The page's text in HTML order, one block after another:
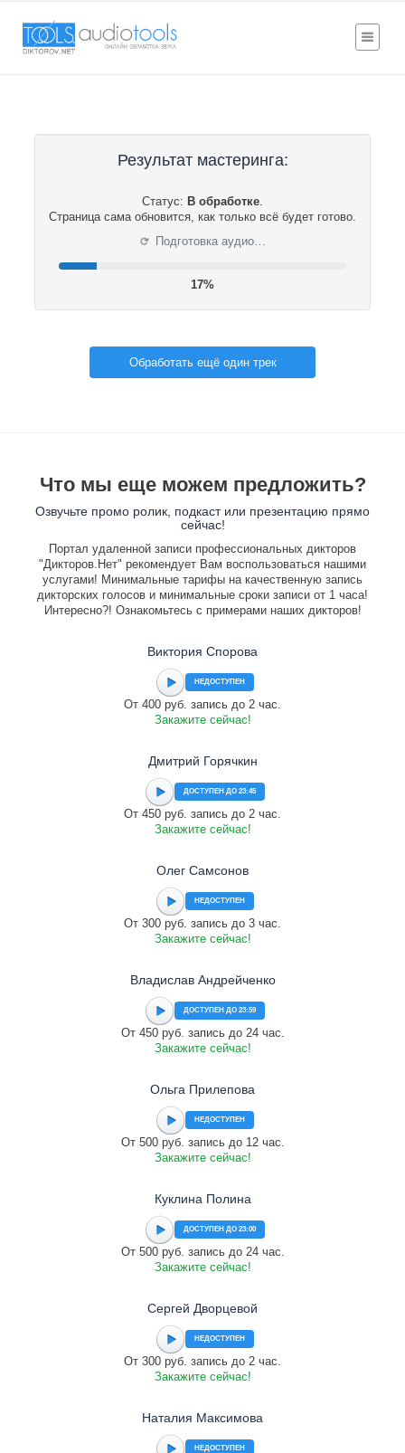
Результат мастеринга:
Статус: В обработке.
Страница сама обновится, как только всё будет готово.
⟳ Подготовка аудио…
17%
Обработать ещё один трек
Что мы еще можем предложить?
Озвучьте промо ролик, подкаст или презентацию прямо
сейчас!
Портал удаленной записи профессиональных дикторов
"Дикторов.Нет" рекомендует Вам воспользоваться нашими
услугами! Минимальные тарифы на качественную запись
дикторских голосов и минимальные сроки записи от 1 часа!
Интересно?! Ознакомьтесь с примерами наших дикторов!
Виктория Спорова
НЕДОСТУПЕН
От 400 руб. запись до 2 час.
Закажите сейчас!
Дмитрий Горячкин
ДОСТУПЕН ДО 23:45
От 450 руб. запись до 2 час.
Закажите сейчас!
Олег Самсонов
НЕДОСТУПЕН
От 300 руб. запись до 3 час.
Закажите сейчас!
Владислав Андрейченко
ДОСТУПЕН ДО 23:59
От 450 руб. запись до 24 час.
Закажите сейчас!
Ольга Прилепова
НЕДОСТУПЕН
От 500 руб. запись до 12 час.
Закажите сейчас!
Куклина Полина
ДОСТУПЕН ДО 23:00
От 500 руб. запись до 24 час.
Закажите сейчас!
Сергей Дворцевой
НЕДОСТУПЕН
От 300 руб. запись до 2 час.
Закажите сейчас!
Наталия Максимова
НЕДОСТУПЕН